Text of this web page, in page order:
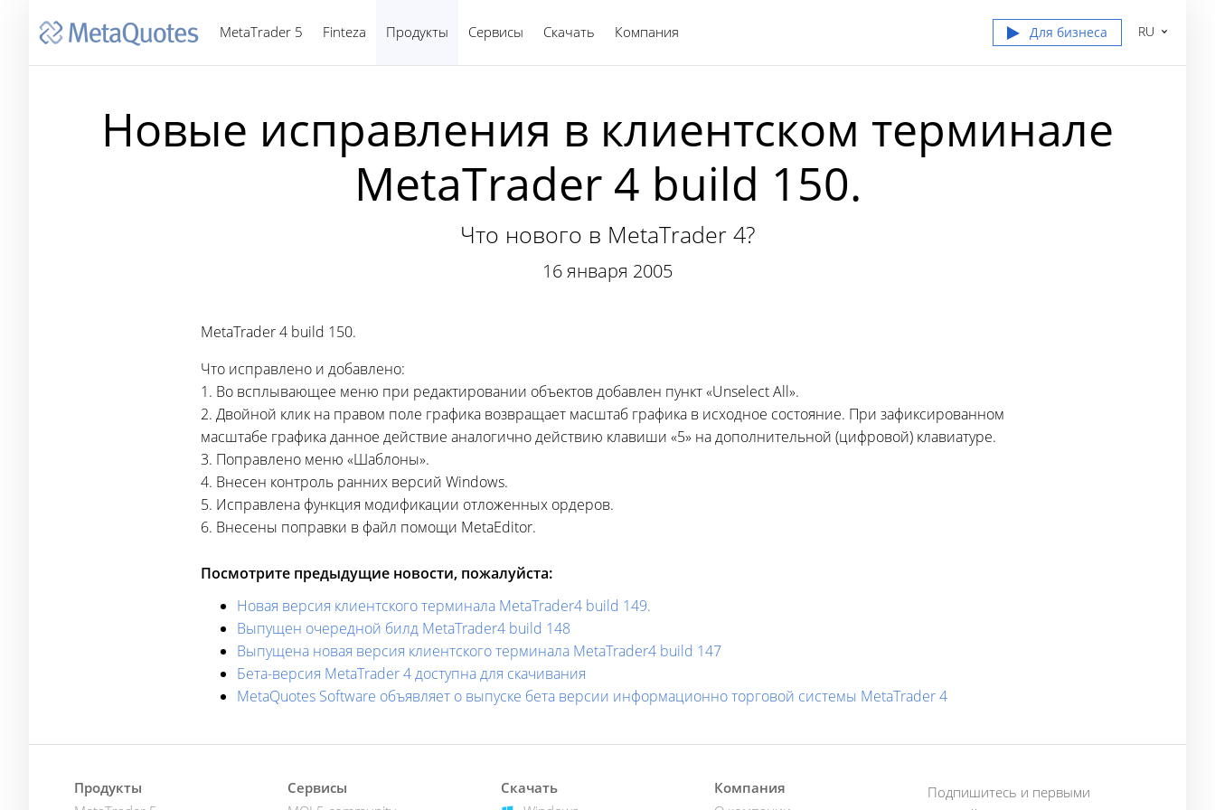
MetaTrader 5 Finteza Продукты Сервисы Скачать Компания Для бизнеса RU
Новые исправления в клиентском терминале
MetaTrader 4 build 150.
Что нового в MetaTrader 4?
16 января 2005
MetaTrader 4 build 150.
Что исправлено и добавлено:
1. Во всплывающее меню при редактировании объектов добавлен пункт «Unselect All».
2. Двойной клик на правом поле графика возвращает масштаб графика в исходное состояние. При зафиксированном
масштабе графика данное действие аналогично действию клавиши «5» на дополнительной (цифровой) клавиатуре.
3. Поправлено меню «Шаблоны».
4. Внесен контроль ранних версий Windows.
5. Исправлена функция модификации отложенных ордеров.
6. Внесены поправки в файл помощи MetaEditor.
Посмотрите предыдущие новости, пожалуйста:
Новая версия клиентского терминала MetaTrader4 build 149.
Выпущен очередной билд MetaTrader4 build 148
Выпущена новая версия клиентского терминала MetaTrader4 build 147
Бета-версия MetaTrader 4 доступна для скачивания
MetaQuotes Software объявляет о выпуске бета версии информационно торговой системы MetaTrader 4
Продукты
Сервисы
Скачать
Компания
Подпишитесь и первыми